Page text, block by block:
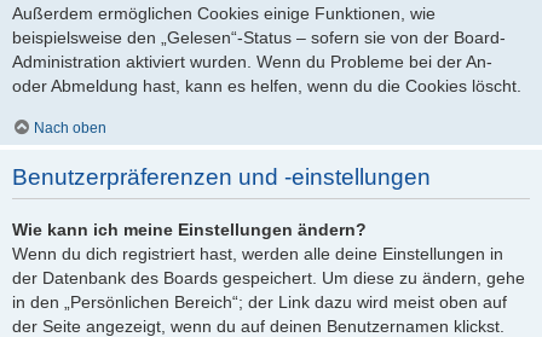
Außerdem ermöglichen Cookies einige Funktionen, wie
beispielsweise den „Gelesen“-Status – sofern sie von der Board-
Administration aktiviert wurden. Wenn du Probleme bei der An-
oder Abmeldung hast, kann es helfen, wenn du die Cookies löscht.
Nach oben
Benutzerpräferenzen und -einstellungen
Wie kann ich meine Einstellungen ändern?
Wenn du dich registriert hast, werden alle deine Einstellungen in
der Datenbank des Boards gespeichert. Um diese zu ändern, gehe
in den „Persönlichen Bereich“; der Link dazu wird meist oben auf
der Seite angezeigt, wenn du auf deinen Benutzernamen klickst.